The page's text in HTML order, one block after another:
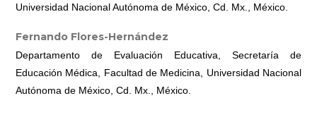
Universidad Nacional Autónoma de México, Cd. Mx., México.
Fernando Flores-Hernández
Departamento de Evaluación Educativa, Secretaría de
Educación Médica, Facultad de Medicina, Universidad Nacional
Autónoma de México, Cd. Mx., México.